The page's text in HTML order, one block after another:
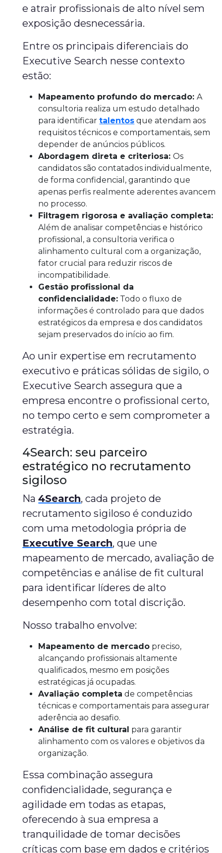
e atrair profissionais de alto nível sem
exposição desnecessária.
Entre os principais diferenciais do
Executive Search nesse contexto
estão:
Mapeamento profundo do mercado:A
consultoria realiza um estudo detalhado
para identificartalentos que atendam aos
requisitos técnicos e comportamentais, sem
depender de anúncios públicos.
Abordagem direta e criteriosa:Os
candidatos são contatados individualmente,
de forma confidencial, garantindo que
apenas perfis realmente aderentes avancem
no processo.
Filtragem rigorosa e avaliação completa:
Além de analisar competências e histórico
profissional, a consultoria verifica o
alinhamento cultural com a organização,
fator crucial para reduzir riscos de
incompatibilidade.
Gestão profissional da
confidencialidade: Todo o fluxo de
informações é controlado para que dados
estratégicos da empresa e dos candidatos
sejam preservados do início ao fim.
Ao unir expertise em recrutamento
executivo e práticas sólidas de sigilo, o
Executive Search assegura que a
empresa encontre o profissional certo,
no tempo certo e sem comprometer a
estratégia.
4Search: seu parceiro
estratégico no recrutamento
sigiloso
Na4Search, cada projeto de
recrutamento sigiloso é conduzido
com uma metodologia própria de
Executive Search, que une
mapeamento de mercado, avaliação de
competências e análise de fit cultural
para identificar líderes de alto
desempenho com total discrição.
Nosso trabalho envolve:
Mapeamento de mercado preciso,
alcançando profissionais altamente
qualificados, mesmo em posições
estratégicas já ocupadas.
Avaliação completa de competências
técnicas e comportamentais para assegurar
aderência ao desafio.
Análise de fit cultural para garantir
alinhamento com os valores e objetivos da
organização.
Essa combinação assegura
confidencialidade, segurança e
agilidade em todas as etapas,
oferecendo à sua empresa a
tranquilidade de tomar decisões
críticas com base em dados e critérios